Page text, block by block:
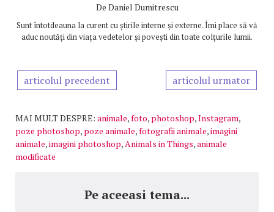
De Daniel Dumitrescu
Sunt întotdeauna la curent cu știrile interne și externe. Îmi place să vă
aduc noutăți din viața vedetelor și povești din toate colțurile lumii.
articolul precedent articolul urmator
MAI MULT DESPRE: animale,foto, photoshop,Instagram,
poze photoshop, poze animale,fotografii animale,imagini
animale,imagini photoshop, Animals in Things,animale
modificate
Pe aceeasi tema...